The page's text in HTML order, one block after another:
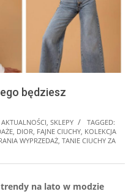
będziesz
AKTUALNOŚCI SKLEPY
TAGGED:
DIOR FAJNE CIUCHY KOLEKCJA
WYPRZEDAŻ TANIE CIUCHY ZA
trendy na lato w modzie